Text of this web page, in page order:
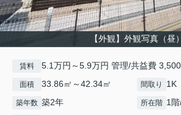
【外観】外観写真（昼）
賃料 5.1万円～5.9万円 管理/共益費
面積 33.86㎡～42.34㎡ 間取り 1K
築年数 築2年 所在階 1